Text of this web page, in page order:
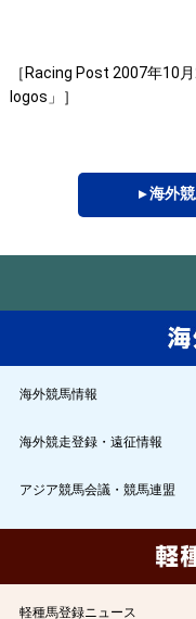
［Racing Post 2007年10
logos」］
▸ 海外
海外競馬情報
海外競走登録・遠征情報
アジア競馬会議・競馬連盟
軽種馬登録ニュース